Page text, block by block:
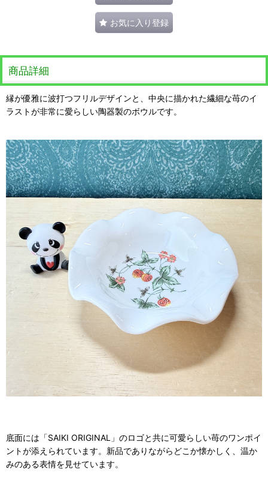
お気に入り登録
商品詳細
縁が優雅に波打つフリルデザインと、中央に描かれた繊細な苺のイ
ラストが非常に愛らしい陶器製のボウルです。
底面には「SAIKI ORIGINAL」のロゴと共に可愛らしい苺のワンポイ
ントが添えられています。新品でありながらどこか懐かしく、温か
みのある表情を見せています。